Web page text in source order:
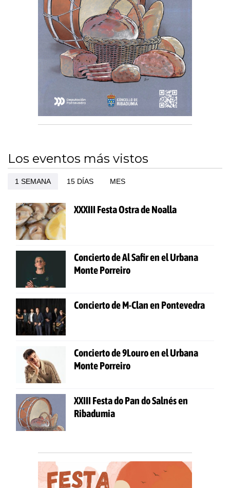
Los eventos más vistos
1 SEMANA 15 DÍAS MES
XXXIII Festa Ostra de Noalla
Concierto de Al Safir en el Urbana
Monte Porreiro
Concierto de M-Clan en Pontevedra
Concierto de 9Louro en el Urbana
Monte Porreiro
XXIII Festa do Pan do Salnés en
Ribadumia